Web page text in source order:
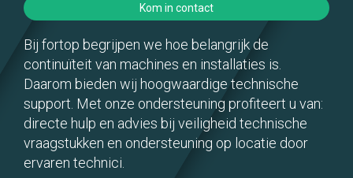
Kom in contact
Bij fortop begrijpen we hoe belangrijk de
continuïteit van machines en installaties is.
Daarom bieden wij hoogwaardige technische
support. Met onze ondersteuning profiteert u van:
directe hulp en advies bij veiligheid technische
vraagstukken en ondersteuning op locatie door
ervaren technici.